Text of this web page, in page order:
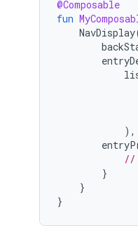
@Composable
fun
NavDisplay
),
//
}
}
}